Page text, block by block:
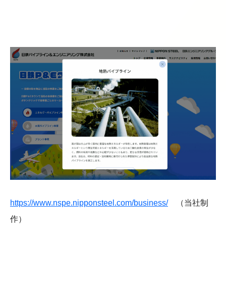
https://www.nspe.nipponsteel.com/business/（当社制
作）